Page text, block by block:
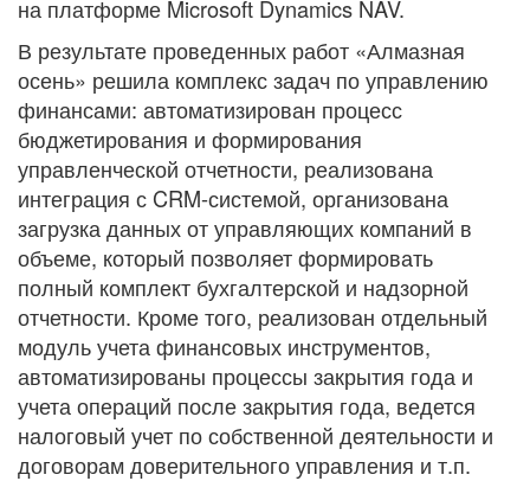
на платформе Microsoft Dynamics NAV.
В результате проведенных работ «Алмазная
осень» решила комплекс задач по управлению
финансами: автоматизирован процесс
бюджетирования и формирования
управленческой отчетности, реализована
интеграция с CRM-системой, организована
загрузка данных от управляющих компаний в
объеме, который позволяет формировать
полный комплект бухгалтерской и надзорной
отчетности. Кроме того, реализован отдельный
модуль учета финансовых инструментов,
автоматизированы процессы закрытия года и
учета операций после закрытия года, ведется
налоговый учет по собственной деятельности и
договорам доверительного управления и т.п.